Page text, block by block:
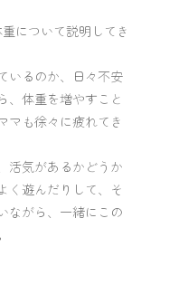
について説明してき
いるのか、日々不安
、体重を増やすこと
マも徐々に疲れてき
活気があるかどうか
く遊んだりして、そ
ながら、一緒にこの